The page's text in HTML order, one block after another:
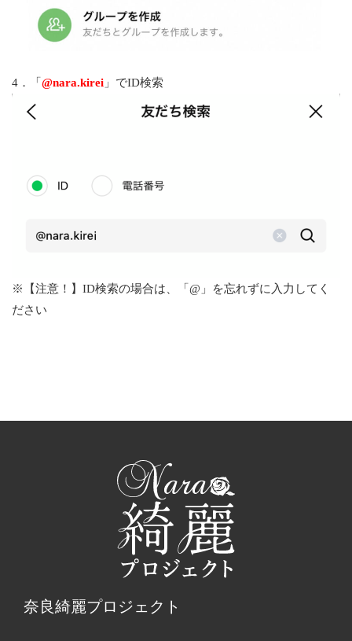
4．「 @nara.kirei 」でID検索
※【注意！】ID検索の場合は、「@」を忘れずに入力してく
ださい
奈良綺麗プロジェクト